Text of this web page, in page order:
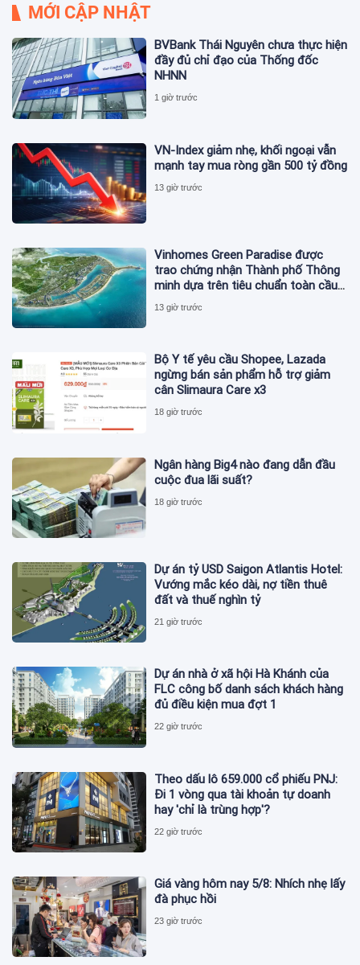
MỚI CẬP NHẬT
BVBank Thái Nguyên chưa thực hiện
đầy đủ chỉ đạo của Thống đốc
NHNN
1 giờ trước
VN-Index giảm nhẹ, khối ngoại vẫn
mạnh tay mua ròng gần 500 tỷ đồng
13 giờ trước
Vinhomes Green Paradise được
trao chứng nhận Thành phố Thông
minh dựa trên tiêu chuẩn toàn cầu
ISO 37122
13 giờ trước
Bộ Y tế yêu cầu Shopee, Lazada
ngừng bán sản phẩm hỗ trợ giảm
cân Slimaura Care x3
18 giờ trước
Ngân hàng Big4 nào đang dẫn đầu
cuộc đua lãi suất?
18 giờ trước
Dự án tỷ USD Saigon Atlantis Hotel:
Vướng mắc kéo dài, nợ tiền thuê
đất và thuế nghìn tỷ
21 giờ trước
Dự án nhà ở xã hội Hà Khánh của
FLC công bố danh sách khách hàng
đủ điều kiện mua đợt 1
22 giờ trước
Theo dấu lô 659.000 cổ phiếu PNJ:
Đi 1 vòng qua tài khoản tự doanh
hay 'chỉ là trùng hợp'?
22 giờ trước
Giá vàng hôm nay 5/8: Nhích nhẹ lấy
đà phục hồi
23 giờ trước